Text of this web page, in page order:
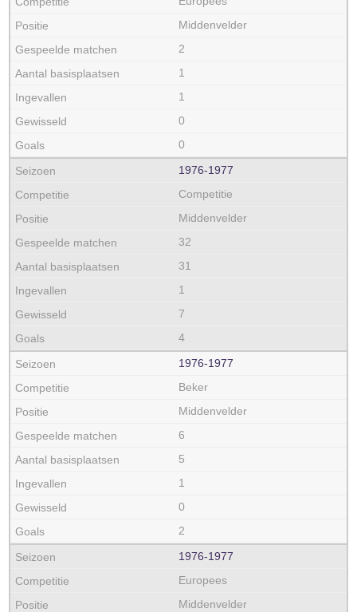
Middenvelder
2
1
1
0
0
1976‑1977
Competitie
Middenvelder
32
31
1
7
4
1976‑1977
Beker
Middenvelder
6
5
1
0
2
1976‑1977
Europees
Middenvelder